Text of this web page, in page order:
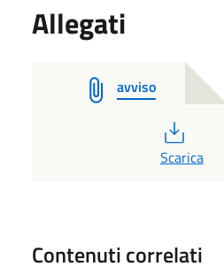
Allegati
avviso
PDF
Scarica
Contenuti correlati